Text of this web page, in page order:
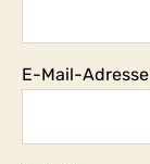
E-Mail-Adresse